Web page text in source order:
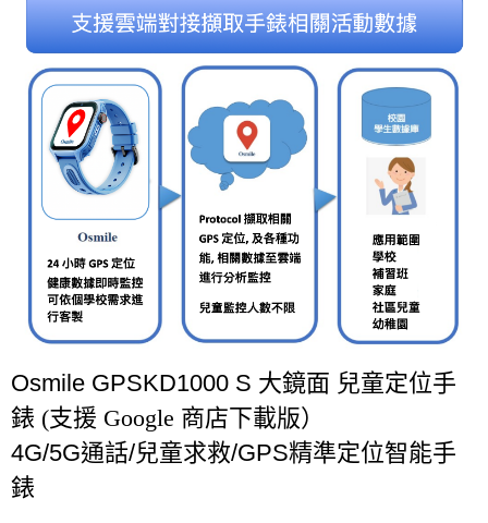
Osmile GPSKD1000 S 大鏡面 兒童定位手
錶 (支援 Google 商店下載版）
4G/5G通話/兒童求救/GPS精準定位智能手
錶